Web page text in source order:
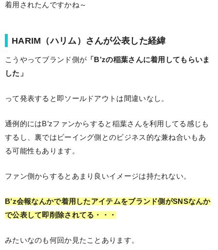
着用されたんですかね～
HARIM（ハリム）さんが公表した経緯
こうやってブランド側が 「B’zの稲葉さんに着用してもらいま
した」
って発表すると即ソールドアウトは間違いなし。
通例的にはB’zファンからすると稲葉さんを利用してる感じも
するし、裏ではビーイング側とのビジネス的な兼ね合いもあ
る可能性もあります。
ファン側からするとあまり良いイメージは持たれない。
B’z会報なんかで着用したアイテムをブランド側がSNSなんか
で公表して即削除されてる・・・
みたいなのも何回か見たことあります。